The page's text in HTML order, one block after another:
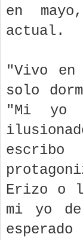
en
actual.
"Vivo en
solo
"Mi yo
Erizo o
mi yo